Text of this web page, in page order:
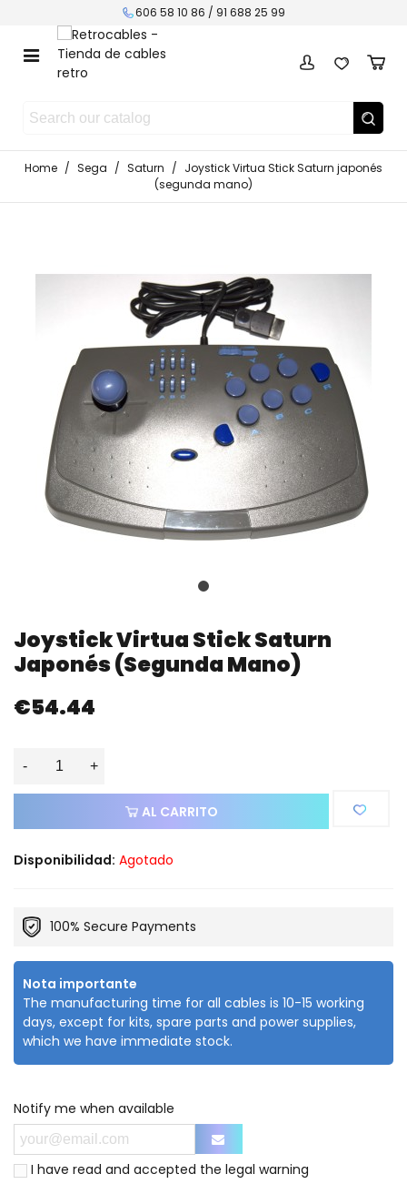
606 58 10 86 / 91 688 25 99
Home / Sega / Saturn / Joystick Virtua Stick Saturn japonés
(segunda mano)
Joystick Virtua Stick Saturn
Japonés (segunda Mano)
€54.44
- +
AL CARRITO
Disponibilidad: Agotado
100% Secure Payments
Nota importante
The manufacturing time for all cables is 10-15 working
days, except for kits, spare parts and power supplies,
which we have immediate stock.
Notify me when available
I have read and accepted the legal warning